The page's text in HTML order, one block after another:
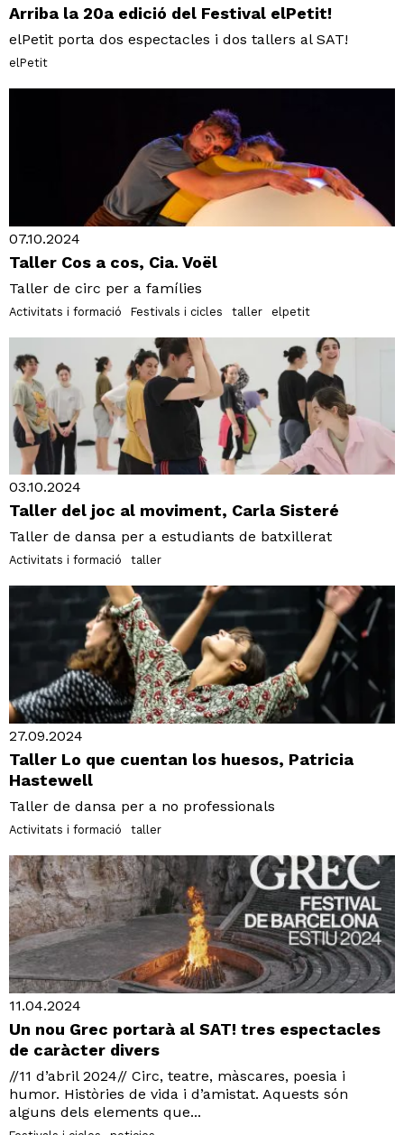
Arriba la 20a edició del Festival elPetit!
elPetit porta dos espectacles i dos tallers al SAT!
elPetit
07.10.2024
Taller Cos a cos, Cia. Voël
Taller de circ per a famílies
Activitats i formació Festivals i cicles taller elpetit
03.10.2024
Taller del joc al moviment, Carla Sisteré
Taller de dansa per a estudiants de batxillerat
Activitats i formació taller
27.09.2024
Taller Lo que cuentan los huesos, Patricia
Hastewell
Taller de dansa per a no professionals
Activitats i formació taller
11.04.2024
Un nou Grec portarà al SAT! tres espectacles
de caràcter divers
//11 d’abril 2024// Circ, teatre, màscares, poesia i
humor. Històries de vida i d’amistat. Aquests són
alguns dels elements que...